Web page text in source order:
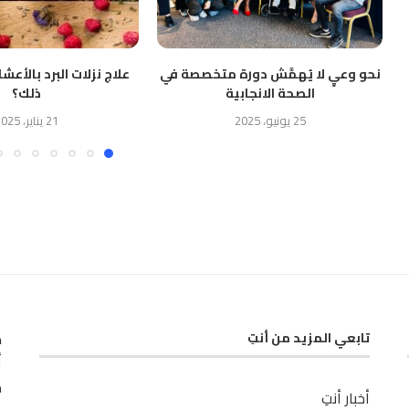
نحو وعيٍ لا يُهمَّش دورة متخصصة في
الصحة الانجابية
25 يونيو، 2025
علاج نزلات البرد
ذلك؟
21 يناير، 2025
تابعي المزيد من أنتِ
أخبار أنتِ